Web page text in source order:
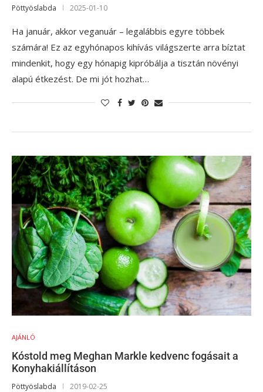
Pöttyöslabda 2025-01-10
Ha január, akkor veganuár – legalábbis egyre többek
számára! Ez az egyhónapos kihívás világszerte arra bíztat
mindenkit, hogy egy hónapig kipróbálja a tisztán növényi
alapú étkezést. De mi jót hozhat…
AJÁNLÓ
Kóstold meg Meghan Markle kedvenc fogásait a
Konyhakiállításon
Pöttyöslabda 2019-02-25